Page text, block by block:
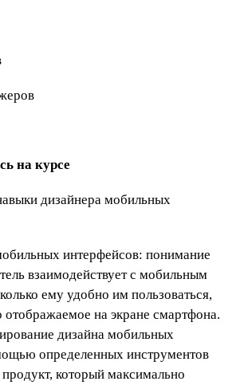
на курсе
дизайнера мобильных
интерфейсов: понимание
взаимодействует с мобильным
ему удобно им пользоваться,
отображаемое на экране смартфона.
дизайна мобильных
определенных инструментов
продукт, который максимально